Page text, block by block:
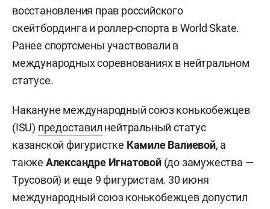
восстановления прав российского
скейтбординга и роллер-спорта в World Skate.
Ранее спортсмены участвовали в
международных соревнованиях в нейтральном
статусе.
Накануне международный союз конькобежцев
(ISU) предоставил нейтральный статус
казанской фигуристке Камиле Валиевой, а
также Александре Игнатовой(до замужества —
Трусовой) и еще 9 фигуристам. 30 июня
международный союз конькобежцев допустил